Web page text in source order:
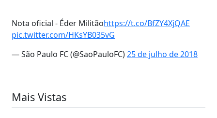
Nota oficial - Éder Militãohttps://t.co/BfZY4XjQAE
pic.twitter.com/HKsYB035vG
— São Paulo FC (@SaoPauloFC)25 de julho de 2018
Mais Vistas